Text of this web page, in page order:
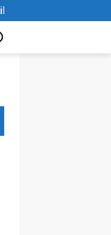
RW Bekasi